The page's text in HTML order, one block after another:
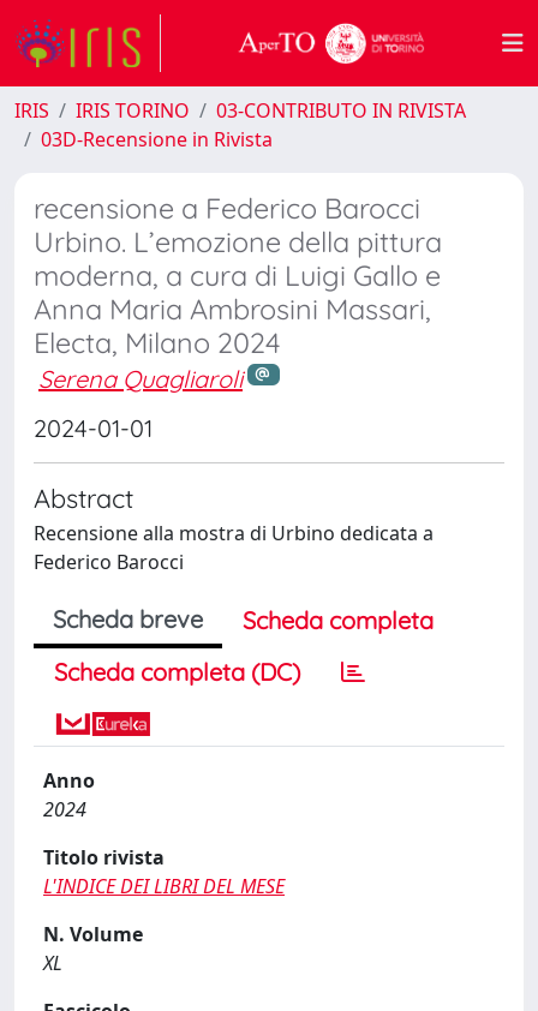
IRIS IRIS TORINO
03-CONTRIBUTO IN RIVISTA
03D-Recensione in Rivista
recensione a Federico Barocci
Urbino. L’emozione della pittura
moderna, a cura di Luigi Gallo e
Anna Maria Ambrosini Massari,
Electa, Milano 2024
Serena Quagliaroli
2024-01-01
Abstract
Recensione alla mostra di Urbino dedicata a
Federico Barocci
Scheda breve
Scheda completa
Scheda completa (DC)
Anno
2024
Titolo rivista
L'INDICE DEI LIBRI DEL MESE
N. Volume
XL